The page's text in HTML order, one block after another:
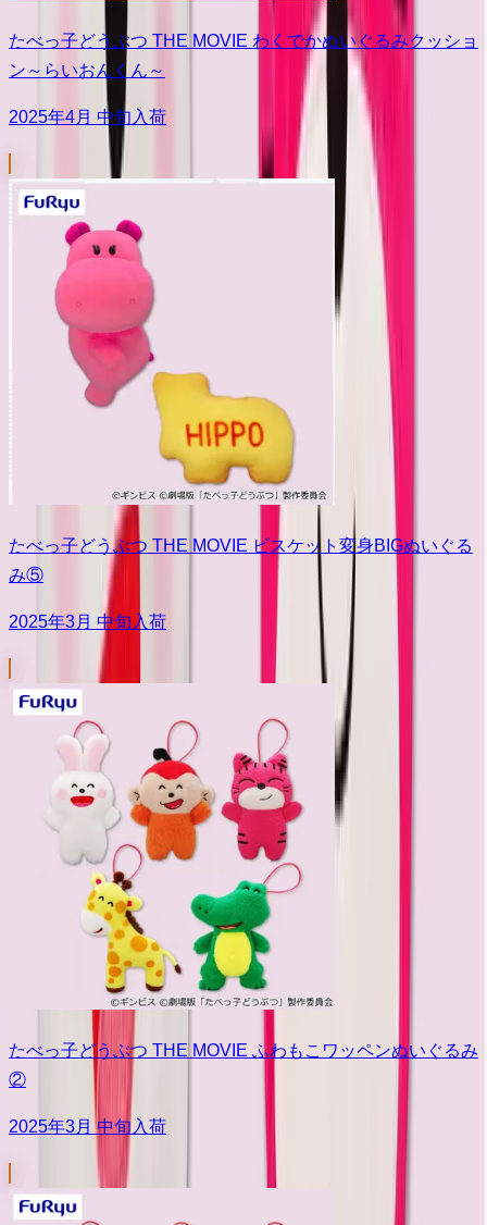
たべっ子どうぶつ THE MOVIE わくでかぬいぐるみクッショ
ン～らいおんくん～
2025年4月 中旬入荷
たべっ子どうぶつ THE MOVIE ビスケット変身BIGぬいぐる
み⑤
2025年3月 中旬入荷
たべっ子どうぶつ THE MOVIE ふわもこワッペンぬいぐるみ
②
2025年3月 中旬入荷